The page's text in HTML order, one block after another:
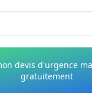
Alpes-
devis d'urgence
gratuitement